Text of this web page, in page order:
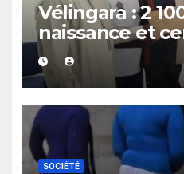
Vélingara : 2
naissance et
résidence
personnes en
handicap
SOCIÉTÉ